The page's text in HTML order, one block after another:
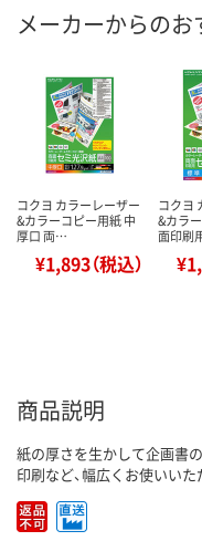
メーカーからのお
コクヨ カラーレーザー
&カラーコピー用紙 中
厚口 両…
¥1,893（税込）
コクヨ
&カラ
面印刷
商品説明
紙の厚さを生かして企画書の
印刷など、幅広くお使いいた